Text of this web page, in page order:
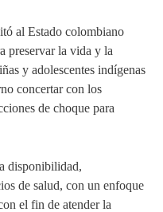
al Estado colombiano
preservar la vida y la
y adolescentes indígenas
concertar con los
de choque para
disponibilidad,
de salud, con un enfoque
el fin de atender la